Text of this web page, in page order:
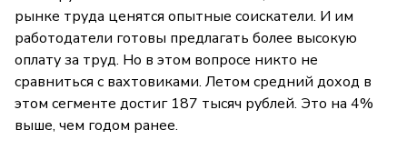
рынке труда ценятся опытные соискатели. И им
работодатели готовы предлагать более высокую
оплату за труд. Но в этом вопросе никто не
сравниться с вахтовиками. Летом средний доход в
этом сегменте достиг 187 тысяч рублей. Это на 4%
выше, чем годом ранее.